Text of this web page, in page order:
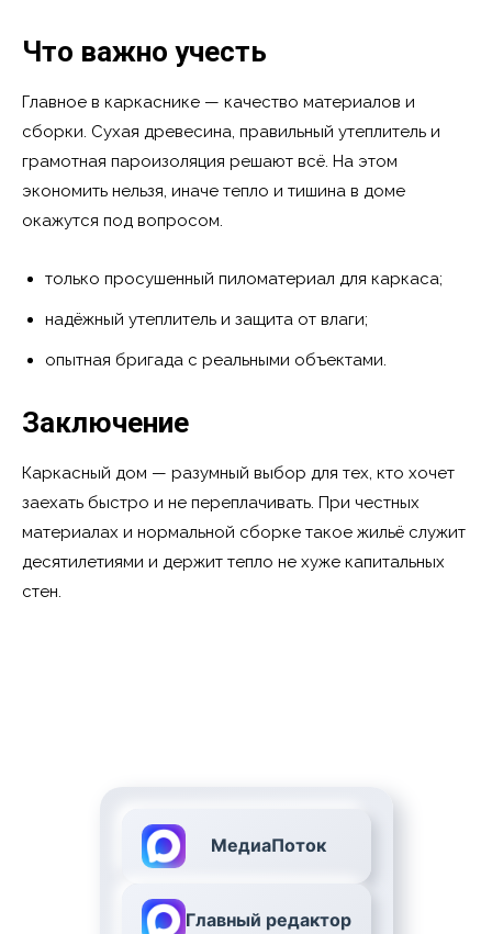
Что важно учесть
Главное в каркаснике — качество материалов и
сборки. Сухая древесина, правильный утеплитель и
грамотная пароизоляция решают всё. На этом
экономить нельзя, иначе тепло и тишина в доме
окажутся под вопросом.
только просушенный пиломатериал для каркаса;
надёжный утеплитель и защита от влаги;
опытная бригада с реальными объектами.
Заключение
Каркасный дом — разумный выбор для тех, кто хочет
заехать быстро и не переплачивать. При честных
материалах и нормальной сборке такое жильё служит
десятилетиями и держит тепло не хуже капитальных
стен.
МедиаПоток
Главный редактор